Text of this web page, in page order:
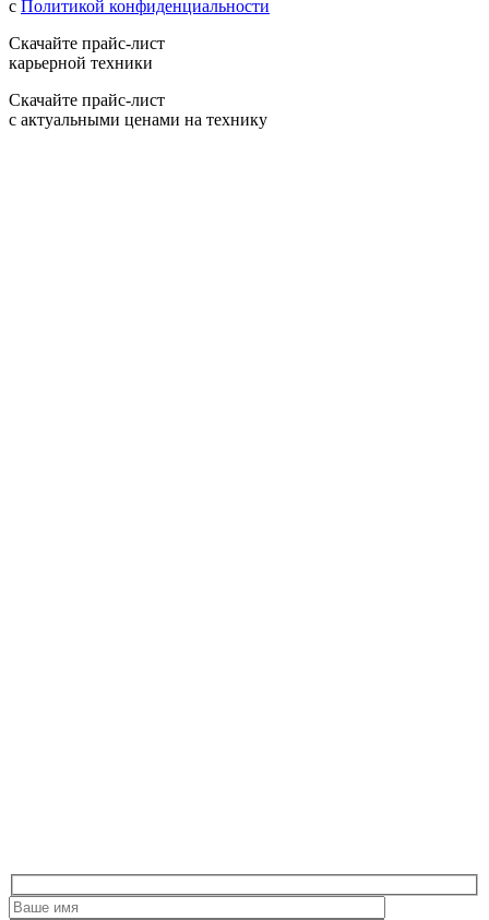
с Политикой конфиденциальности
Скачайте прайс-лист
карьерной техники
Скачайте прайс-лист
с актуальными ценами на технику